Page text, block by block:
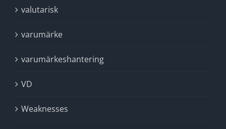
valutarisk
varumärke
varumärkeshantering
VD
Weaknesses